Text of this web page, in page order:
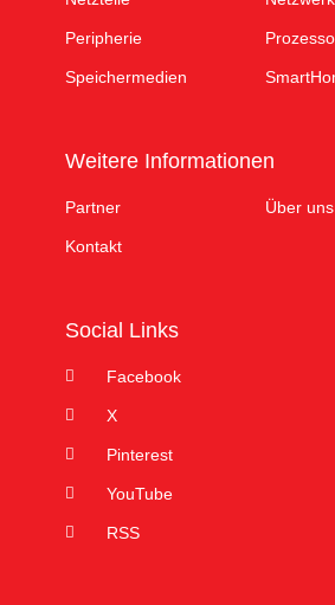
Peripherie
Speichermedien
Weitere Informationen
Partner Über uns
Kontakt
Social Links
Facebook
X
Pinterest
YouTube
RSS